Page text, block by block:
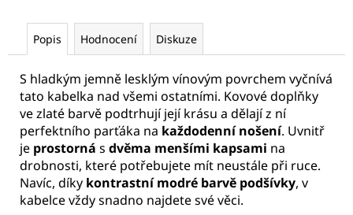
Popis Hodnocení Diskuze
S hladkým jemně lesklým vínovým povrchem vyčnívá
tato kabelka nad všemi ostatními. Kovové doplňky
ve zlaté barvě podtrhují její krásu a dělají z ní
perfektního parťáka na každodenní nošení. Uvnitř
je prostorná s dvěma menšími kapsami na
drobnosti, které potřebujete mít neustále při ruce.
Navíc, díky kontrastní modré barvě podšívky, v
kabelce vždy snadno najdete své věci.